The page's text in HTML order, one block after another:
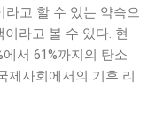
라고 할 수 있는 약속으
라고 볼 수 있다. 현
서 61%까지의 탄소
제사회에서의 기후 리